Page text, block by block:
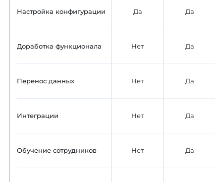
Настройка конфигурации
Доработка функционала
Перенос данных
Интеграции
Обучение сотрудников
Да
Нет
Нет
Нет
Нет
Да
Да
Да
Да
Да